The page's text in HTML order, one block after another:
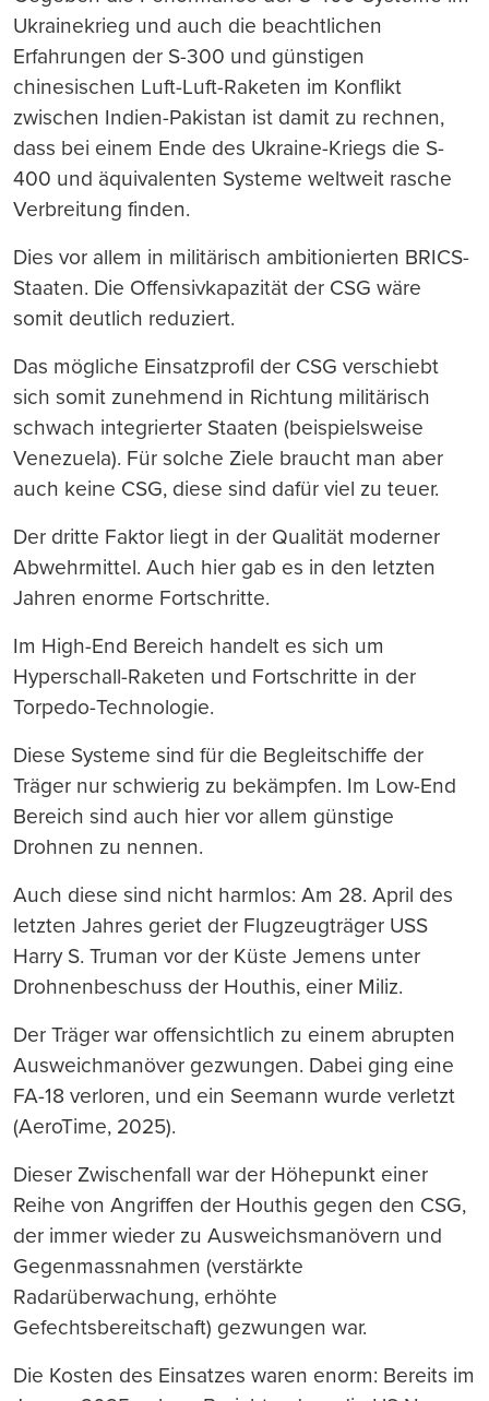
Ukrainekrieg und auch die beachtlichen
Erfahrungen der S-300 und günstigen
chinesischen Luft-Luft-Raketen im Konflikt
zwischen Indien-Pakistan ist damit zu rechnen,
dass bei einem Ende des Ukraine-Kriegs die S-
400 und äquivalenten Systeme weltweit rasche
Verbreitung finden.
Dies vor allem in militärisch ambitionierten BRICS-
Staaten. Die Offensivkapazität der CSG wäre
somit deutlich reduziert.
Das mögliche Einsatzprofil der CSG verschiebt
sich somit zunehmend in Richtung militärisch
schwach integrierter Staaten (beispielsweise
Venezuela). Für solche Ziele braucht man aber
auch keine CSG, diese sind dafür viel zu teuer.
Der dritte Faktor liegt in der Qualität moderner
Abwehrmittel. Auch hier gab es in den letzten
Jahren enorme Fortschritte.
Im High-End Bereich handelt es sich um
Hyperschall-Raketen und Fortschritte in der
Torpedo-Technologie.
Diese Systeme sind für die Begleitschiffe der
Träger nur schwierig zu bekämpfen. Im Low-End
Bereich sind auch hier vor allem günstige
Drohnen zu nennen.
Auch diese sind nicht harmlos: Am 28. April des
letzten Jahres geriet der Flugzeugträger USS
Harry S. Truman vor der Küste Jemens unter
Drohnenbeschuss der Houthis, einer Miliz.
Der Träger war offensichtlich zu einem abrupten
Ausweichmanöver gezwungen. Dabei ging eine
FA-18 verloren, und ein Seemann wurde verletzt
(AeroTime, 2025).
Dieser Zwischenfall war der Höhepunkt einer
Reihe von Angriffen der Houthis gegen den CSG,
der immer wieder zu Ausweichsmanövern und
Gegenmassnahmen (verstärkte
Radarüberwachung, erhöhte
Gefechtsbereitschaft) gezwungen war.
Die Kosten des Einsatzes waren enorm: Bereits im